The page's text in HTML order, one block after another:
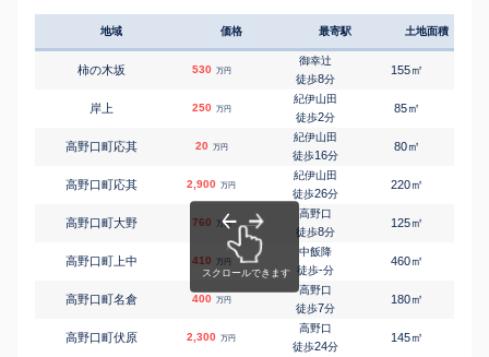
地域 価格 最寄駅 土地面積
柿の木坂 530 万円
御幸辻
徒歩8分
155㎡
岸上 250 万円
紀伊山田
徒歩2分
85㎡
高野口町応其 20 万円
紀伊山田
徒歩16分
80㎡
高野口町応其 2,900 万円
紀伊山田
徒歩26分
220㎡
高野口町大野 760 万円
高野口
徒歩8分
125㎡
高野口町上中 410 万円
中飯降
徒歩-分
460㎡
高野口町名倉 400 万円
高野口
徒歩7分
180㎡
高野口町伏原 2,300 万円
高野口
徒歩24分
145㎡